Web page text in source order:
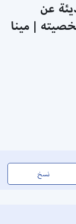
عن
| مينا
نسخ